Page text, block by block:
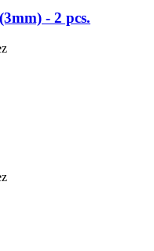
- 2 pcs.